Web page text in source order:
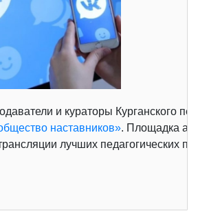
и кураторы Курганского
наставников». Площадка
лучших педагогических